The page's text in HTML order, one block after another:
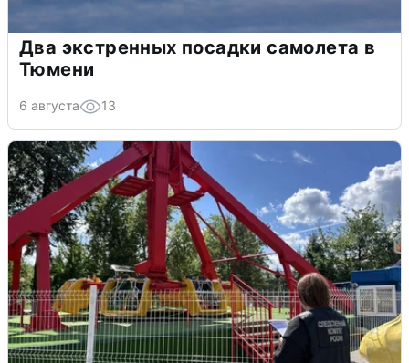
Два экстренных посадки самолета в
Тюмени
6 августа 13